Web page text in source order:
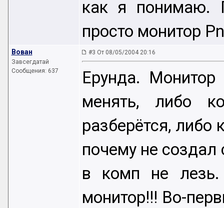
как я понимаю.
просто монитор
Вован
Завсегдатай
Сообщения: 637
#3 От 08/05/2004 20:16
Ерунда.
менять, либо
разберётся, либо
почему не
в комп не
монитор!!! Во-